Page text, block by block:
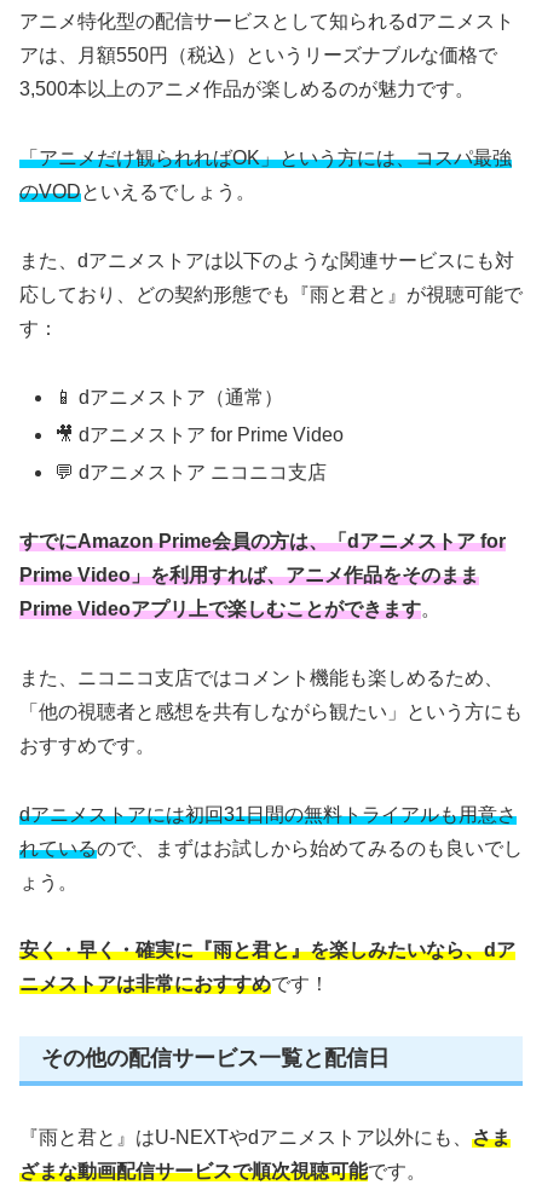
アニメ特化型の配信サービスとして知られるdアニメスト
アは、月額550円（税込）というリーズナブルな価格で
3,500本以上のアニメ作品が楽しめるのが魅力です。
「アニメだけ観られればOK」という方には、コスパ最強
のVODといえるでしょう。
また、dアニメストアは以下のような関連サービスにも対
応しており、どの契約形態でも『雨と君と』が視聴可能で
す：
📱 dアニメストア（通常）
🎥 dアニメストア for Prime Video
💬 dアニメストア ニコニコ支店
すでにAmazon Prime会員の方は、「dアニメストア for
Prime Video」を利用すれば、アニメ作品をそのまま
Prime Videoアプリ上で楽しむことができます。
また、ニコニコ支店ではコメント機能も楽しめるため、
「他の視聴者と感想を共有しながら観たい」という方にも
おすすめです。
dアニメストアには初回31日間の無料トライアルも用意さ
れているので、まずはお試しから始めてみるのも良いでし
ょう。
安く・早く・確実に『雨と君と』を楽しみたいなら、dア
ニメストアは非常におすすめです！
その他の配信サービス一覧と配信日
『雨と君と』はU-NEXTやdアニメストア以外にも、 さま
ざまな動画配信サービスで順次視聴可能です。